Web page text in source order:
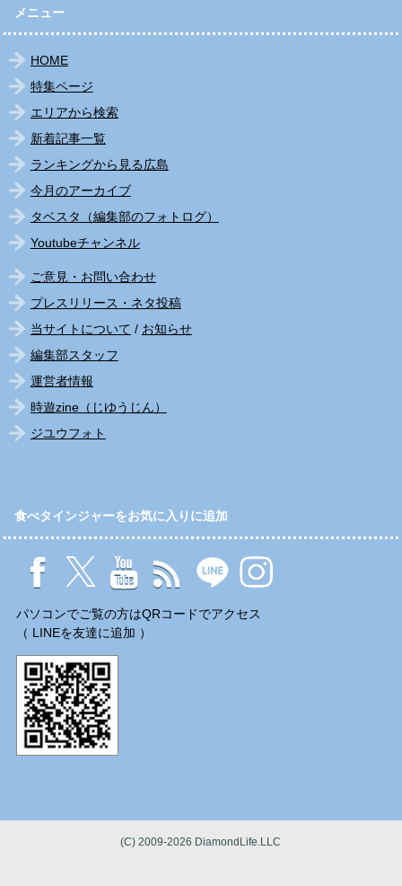
メニュー
HOME
特集ページ
エリアから検索
新着記事一覧
ランキングから見る広島
今月のアーカイブ
タベスタ（編集部のフォトログ）
Youtubeチャンネル
ご意見・お問い合わせ
プレスリリース・ネタ投稿
当サイトについて / お知らせ
編集部スタッフ
運営者情報
時遊zine（じゆうじん）
ジユウフォト
食べタインジャーをお気に入りに追加
パソコンでご覧の方はQRコードでアクセス
（ LINEを友達に追加 ）
(C) 2009-2026 DiamondLife.LLC